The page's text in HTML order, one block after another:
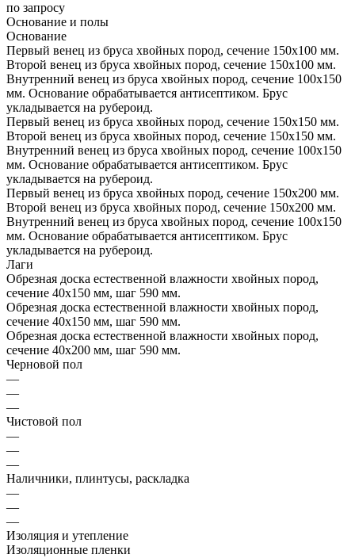
по запросу
Основание и полы
Основание
Первый венец из бруса хвойных пород, сечение 150х100 мм.
Второй венец из бруса хвойных пород, сечение 150х100 мм.
Внутренний венец из бруса хвойных пород, сечение 100х150
мм. Основание обрабатывается антисептиком. Брус
укладывается на рубероид.
Первый венец из бруса хвойных пород, сечение 150х150 мм.
Второй венец из бруса хвойных пород, сечение 150х150 мм.
Внутренний венец из бруса хвойных пород, сечение 100х150
мм. Основание обрабатывается антисептиком. Брус
укладывается на рубероид.
Первый венец из бруса хвойных пород, сечение 150х200 мм.
Второй венец из бруса хвойных пород, сечение 150х200 мм.
Внутренний венец из бруса хвойных пород, сечение 100х150
мм. Основание обрабатывается антисептиком. Брус
укладывается на рубероид.
Лаги
Обрезная доска естественной влажности хвойных пород,
сечение 40х150 мм, шаг 590 мм.
Обрезная доска естественной влажности хвойных пород,
сечение 40х150 мм, шаг 590 мм.
Обрезная доска естественной влажности хвойных пород,
сечение 40х200 мм, шаг 590 мм.
Черновой пол
—
—
—
Чистовой пол
—
—
—
Наличники, плинтусы, раскладка
—
—
—
Изоляция и утепление
Изоляционные пленки